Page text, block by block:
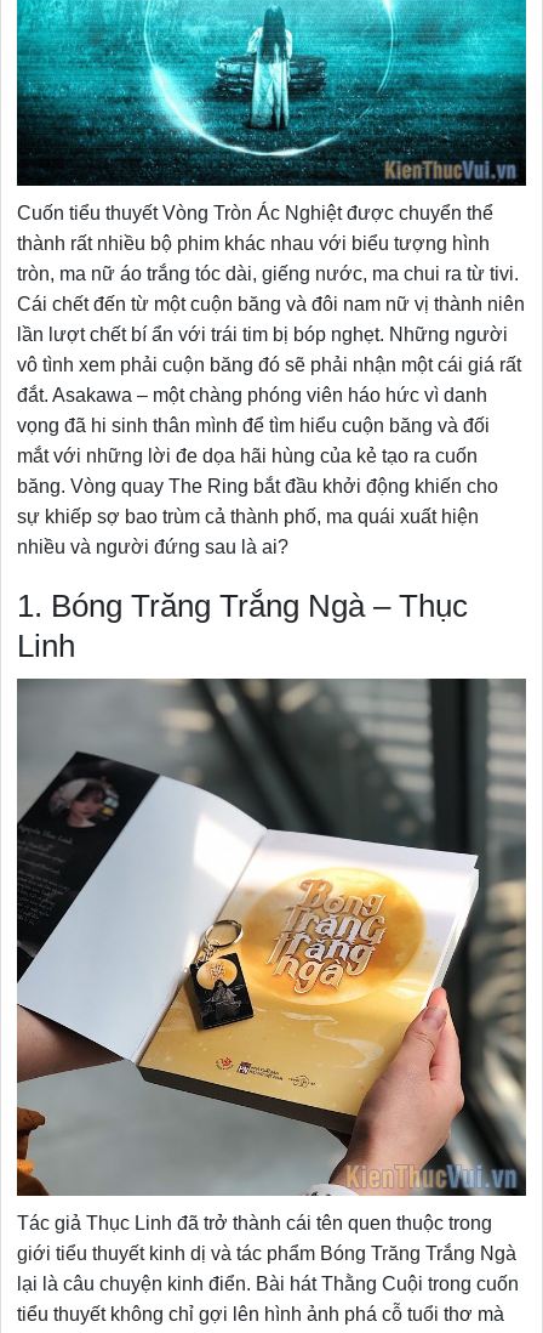
Cuốn tiểu thuyết Vòng Tròn Ác Nghiệt được chuyển thể
thành rất nhiều bộ phim khác nhau với biểu tượng hình
tròn, ma nữ áo trắng tóc dài, giếng nước, ma chui ra từ tivi.
Cái chết đến từ một cuộn băng và đôi nam nữ vị thành niên
lần lượt chết bí ẩn với trái tim bị bóp nghẹt. Những người
vô tình xem phải cuộn băng đó sẽ phải nhận một cái giá rất
đắt. Asakawa – một chàng phóng viên háo hức vì danh
vọng đã hi sinh thân mình để tìm hiểu cuộn băng và đối
mắt với những lời đe dọa hãi hùng của kẻ tạo ra cuốn
băng. Vòng quay The Ring bắt đầu khởi động khiến cho
sự khiếp sợ bao trùm cả thành phố, ma quái xuất hiện
nhiều và người đứng sau là ai?
1. Bóng Trăng Trắng Ngà – Thục
Linh
Tác giả Thục Linh đã trở thành cái tên quen thuộc trong
giới tiểu thuyết kinh dị và tác phẩm Bóng Trăng Trắng Ngà
lại là câu chuyện kinh điển. Bài hát Thằng Cuội trong cuốn
tiểu thuyết không chỉ gợi lên hình ảnh phá cỗ tuổi thơ mà